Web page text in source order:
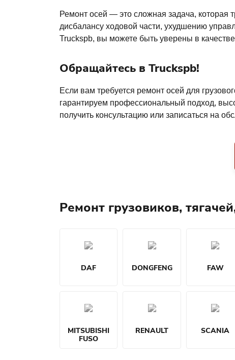
Ремонт осей — это сложная задача, которая
дисбалансу ходовой части, ухудшению
Truckspb, вы можете быть уверены в
Обращайтесь в Truckspb!
Если вам требуется ремонт осей для
гарантируем профессиональный подход,
получить консультацию или записаться на
Ремонт грузовиков,
DAF DONGFENG FAW
MITSUBISHI
FUSO
RENAULT SCANIA